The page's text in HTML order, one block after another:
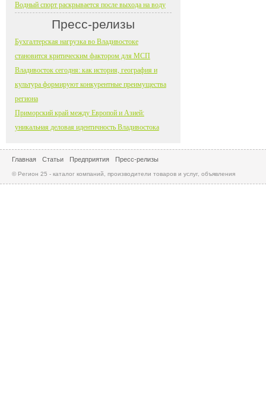
Водный спорт раскрывается после выхода на воду
Пресс-релизы
Бухгалтерская нагрузка во Владивостоке
становится критическим фактором для МСП
Владивосток сегодня: как история, география и
культура формируют конкурентные преимущества
региона
Приморский край между Европой и Азией:
уникальная деловая идентичность Владивостока
Главная Статьи Предприятия Пресс-релизы
© Регион 25 - каталог компаний, производители товаров и услуг, объявления